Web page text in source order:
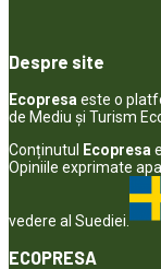
Despre site
Ecopresa este o
de Mediu și Turism
Conținutul Ecopresa
Opiniile exprimate
vedere al Suediei.
ECOPRESA